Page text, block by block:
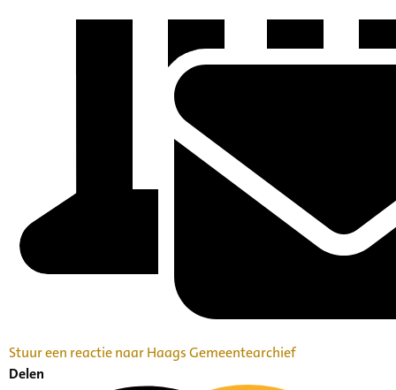
Stuur een reactie naar Haags Gemeentearchief
Delen